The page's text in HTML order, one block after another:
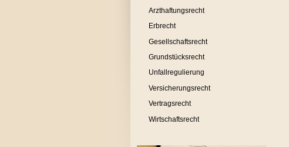
Arzthaftungsrecht
Erbrecht
Gesellschaftsrecht
Grundstücksrecht
Unfallregulierung
Versicherungsrecht
Vertragsrecht
Wirtschaftsrecht